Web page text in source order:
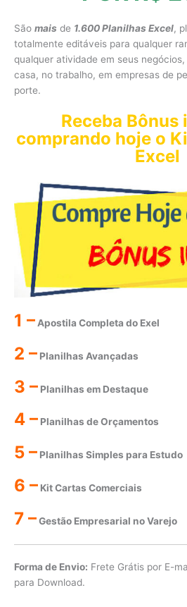
São mais de 1.600 Planilhas Excel,
totalmente editáveis para qualquer
qualquer atividade em seus
casa, no trabalho, em empresas de
porte.
Receba
comprando hoje o
Excel
1 – Apostila Completa do Exel
2 – Planilhas Avançadas
3 – Planilhas em Destaque
4 – Planilhas de Orçamentos
5 – Planilhas Simples para Estudo
6 – Kit Cartas Comerciais
7 –Gestão Empresarial no Varejo
Forma de Envio: Frete Grátis por E-
para Download.